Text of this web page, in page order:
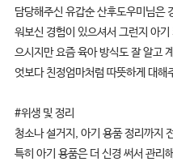
담당해주신 유갑순 산후도우미님은
워보신 경험이 있으셔서 그런지 아
으시지만 요즘 육아 방식도 잘 알고
엇보다 친정엄마처럼 따뜻하게 대
#위생 및 정리
청소나 설거지, 아기 용품 정리까지
특히 아기 용품은 더 신경 써서 관리